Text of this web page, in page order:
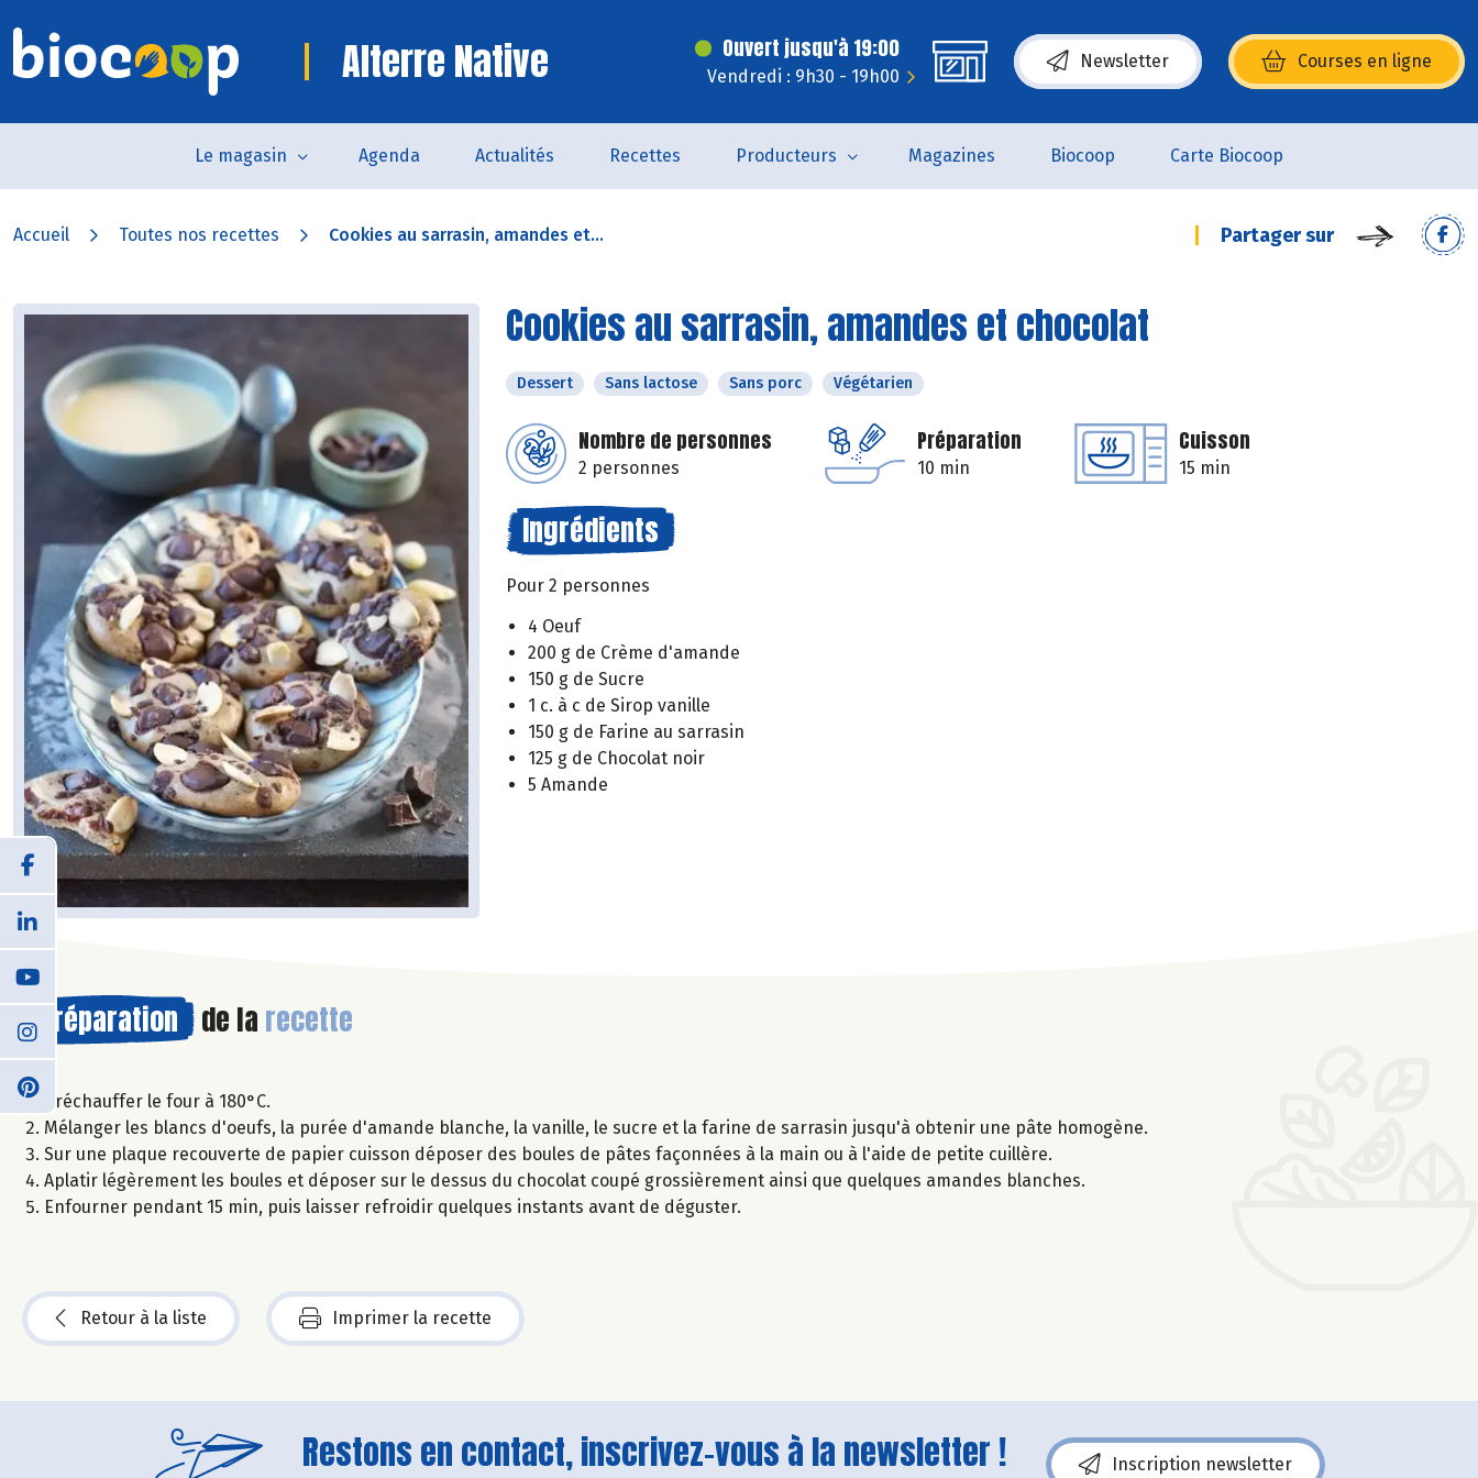
Alterre Native Ouvert jusqu'à 19:00
Vendredi : 9h30 - 19h00
Newsletter Courses en ligne
(s’ouvre dans une nouvelle fenêtre)
Le magasin Agenda Actualités Recettes Producteurs Magazines Biocoop Carte Biocoop
Accueil Toutes nos recettes Cookies au sarrasin, amandes et... Partager sur
Cookies au sarrasin, amandes et chocolat
Dessert Sans lactose Sans porc Végétarien
Nombre de personnes
2 personnes
Préparation
10 min
Cuisson
15 min
Ingrédients
Pour 2 personnes
4 Oeuf
200 g de Crème d'amande
150 g de Sucre
1 c. à c de Sirop vanille
150 g de Farine au sarrasin
125 g de Chocolat noir
5 Amande
Préparation de la recette
Préchauffer le four à 180°C.
Mélanger les blancs d'oeufs, la purée d'amande blanche, la vanille, le sucre et la farine de sarrasin jusqu'à obtenir une pâte homogène.
Sur une plaque recouverte de papier cuisson déposer des boules de pâtes façonnées à la main ou à l'aide de petite cuillère.
Aplatir légèrement les boules et déposer sur le dessus du chocolat coupé grossièrement ainsi que quelques amandes blanches.
Enfourner pendant 15 min, puis laisser refroidir quelques instants avant de déguster.
Retour à la liste Imprimer la recette
Restons en contact, inscrivez-vous à la newsletter ! Inscription newsletter